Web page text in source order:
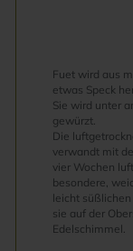
Fuet wird aus
etwas Speck
Sie wird unter
gewürzt.
Die
verwandt mit
vier Wochen
besondere,
leicht
sie auf der
Edelschimmel.